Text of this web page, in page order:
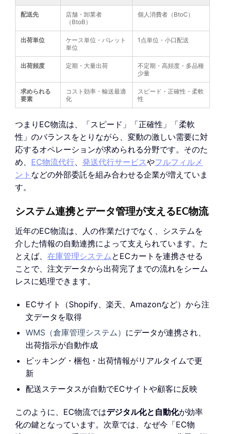
配送先
店舗・卸業者
（BtoB）
個人消費者（BtoC）
出荷単位
ケース単位・パレット
単位
1点単位・小口配送
出荷頻度 定期・大量出荷
不定期・高頻度・多品種
少量
求められる
要素
コスト効率・輸送最適
化
スピード・正確性・柔軟
性
つまりEC物流は、「スピード」「正確性」「柔軟
性」のバランスをとりながら、変動の激しい需要に対
応するオペレーションが求められる分野です。そのた
め、 EC物流代行 発送代行サービスやフルフィルメ
ント などの外部委託を組み合わせる企業が増えていま
す。
システム連携とデータ管理が支えるEC物流
近年のEC物流は、人の作業だけでなく、システムを
介した情報の自動連携によって支えられています。た
とえば、 在庫管理システムとECカートを連携させる
ことで、注文データから出荷完了までの流れをシーム
レスに処理できます。
ECサイト（Shopify、楽天、Amazonなど）から注
文データを取得
WMS（倉庫管理システム） にデータが連携され、
出荷指示が自動作成
ピッキング・梱包・出荷情報がリアルタイムで更
新
配送ステータスが自動でECサイトや顧客に反映
このように、EC物流ではデジタル化と自動化が効率
化の鍵となっています。次章では、なぜ今「EC物